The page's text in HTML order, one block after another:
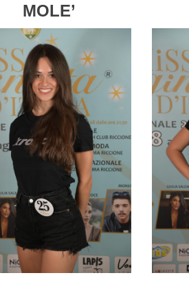
MOLE’